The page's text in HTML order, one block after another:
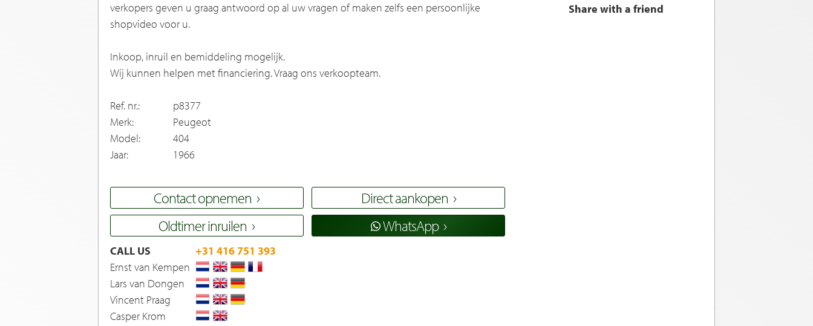
verkopers geven u graag antwoord op al uw vragen of maken zelfs een persoonlijke
shopvideo voor u.
Inkoop, inruil en bemiddeling mogelijk.
Wij kunnen helpen met financiering. Vraag ons verkoopteam.
Ref. nr.:
p8377
Merk:
Peugeot
Model:
404
Jaar:
1966
Contact opnemen
Direct aankopen
Oldtimer inruilen
WhatsApp
CALL US
+31 416 751 393
Ernst van Kempen
Lars van Dongen
Vincent Praag
Casper Krom
Share with a friend